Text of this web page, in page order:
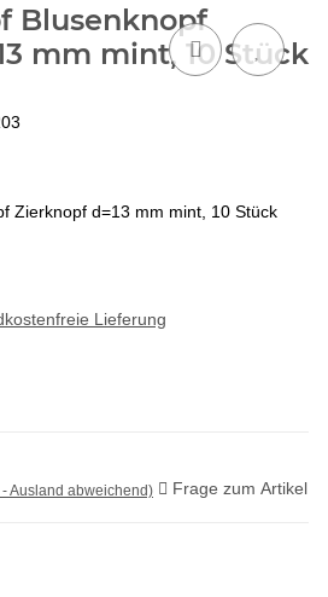
Blusenknopf
mm mint, 10 Stück
Zierknopf d=13 mm mint, 10 Stück
Lieferung
- Ausland abweichend) Frage zum Artikel